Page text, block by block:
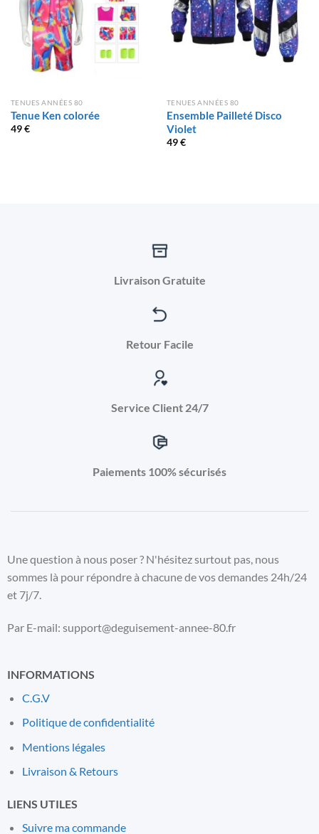
TENUES ANNÉES 80
Tenue Ken colorée
49€
TENUES ANNÉES 80
Ensemble Pailleté Disco
Violet
49€
Livraison Gratuite
Retour Facile
Service Client 24/7
Paiements 100% sécurisés
Une question à nous poser ? N'hésitez surtout pas, nous
sommes là pour répondre à chacune de vos demandes 24h/24
et 7j/7.
Par E-mail: support@deguisement-annee-80.fr
INFORMATIONS
C.G.V
Politique de confidentialité
Mentions légales
Livraison & Retours
LIENS UTILES
Suivre ma commande